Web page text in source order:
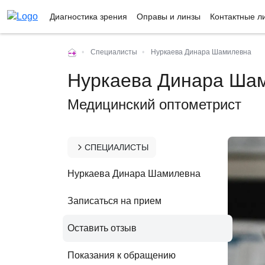
Диагностика зрения Оправы и линзы Контактные
• Специалисты • Нуркаева Динара Шамилевна
Нуркаева Динара
Медицинский оптометрист
СПЕЦИАЛИСТЫ
Нуркаева Динара Шамилевна
Записаться на прием
Оставить отзыв
Показания к обращению